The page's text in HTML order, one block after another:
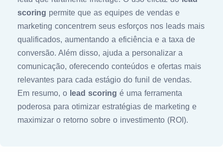
scoring permite que as equipes de vendas e
marketing concentrem seus esforços nos leads mais
qualificados, aumentando a eficiência e a taxa de
conversão. Além disso, ajuda a personalizar a
comunicação, oferecendo conteúdos e ofertas mais
relevantes para cada estágio do funil de vendas.
Em resumo, o lead scoring é uma ferramenta
poderosa para otimizar estratégias de marketing e
maximizar o retorno sobre o investimento (ROI).